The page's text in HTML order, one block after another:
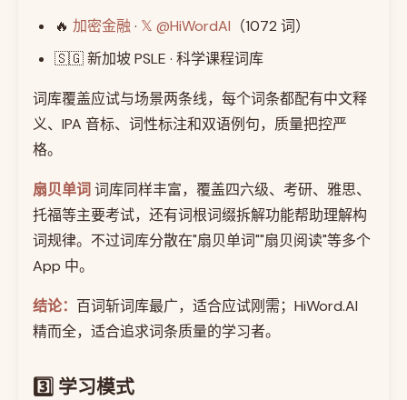
🔥 加密金融 · 𝕏 @HiWordAI （1072 词）
🇸🇬 新加坡 PSLE · 科学课程词库
词库覆盖应试与场景两条线，每个词条都配有中文释
义、IPA 音标、词性标注和双语例句，质量把控严
格。
扇贝单词 词库同样丰富，覆盖四六级、考研、雅思、
托福等主要考试，还有词根词缀拆解功能帮助理解构
词规律。不过词库分散在"扇贝单词""扇贝阅读"等多个
App 中。
结论： 百词斩词库最广，适合应试刚需；HiWord.AI
精而全，适合追求词条质量的学习者。
3️⃣ 学习模式